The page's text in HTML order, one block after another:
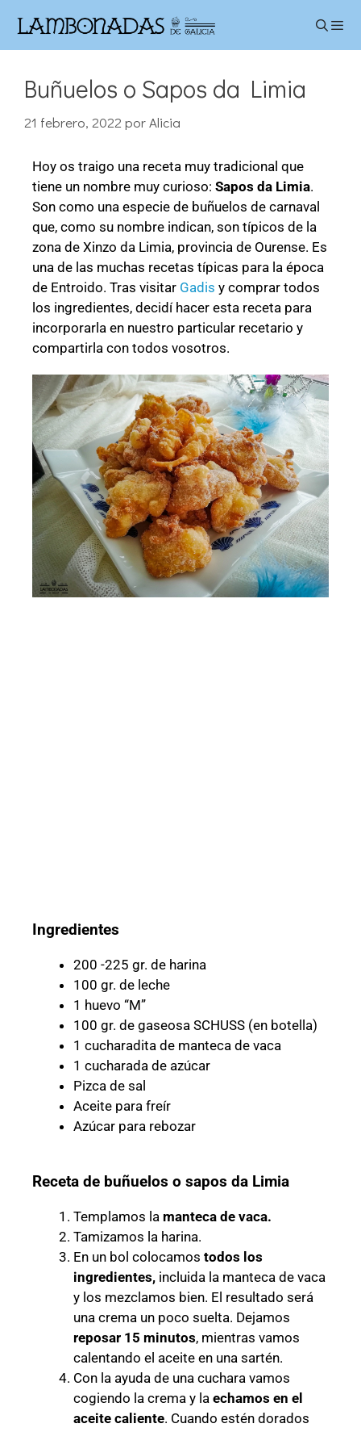
Buñuelos o Sapos da Limia
21 febrero, 2022 porAlicia
Hoy os traigo una receta muy tradicional que
tiene un nombre muy curioso: Sapos da Limia.
Son como una especie de buñuelos de carnaval
que, como su nombre indican, son típicos de la
zona de Xinzo da Limia, provincia de Ourense. Es
una de las muchas recetas típicas para la época
de Entroido. Tras visitar Gadis y comprar todos
los ingredientes, decidí hacer esta receta para
incorporarla en nuestro particular recetario y
compartirla con todos vosotros.
Ingredientes
200 -225 gr. de harina
100 gr. de leche
1 huevo “M”
100 gr. de gaseosa SCHUSS (en botella)
1 cucharadita de manteca de vaca
1 cucharada de azúcar
Pizca de sal
Aceite para freír
Azúcar para rebozar
Receta de buñuelos o sapos da Limia
Templamos la manteca de vaca.
Tamizamos la harina.
En un bol colocamos todos los
ingredientes, incluida la manteca de vaca
y los mezclamos bien. El resultado será
una crema un poco suelta. Dejamos
reposar 15 minutos, mientras vamos
calentando el aceite en una sartén.
Con la ayuda de una cuchara vamos
cogiendo la crema y la echamos en el
aceite caliente. Cuando estén dorados